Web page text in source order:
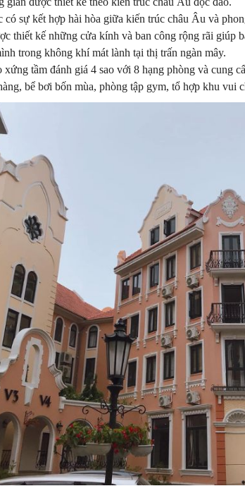
có sự kết hợp hài hòa giữa kiến trúc châu Âu và
thiết kế những cửa kính và ban công rộng rãi giúp
trong không khí mát lành tại thị trấn ngàn mây.
xứng tầm đánh giá 4 sao với 8 hạng phòng và cung
bể bơi bốn mùa, phòng tập gym, tổ hợp khu vui